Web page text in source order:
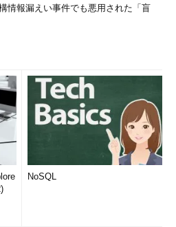
情報漏えい事件でも悪用された「盲
NoSQL